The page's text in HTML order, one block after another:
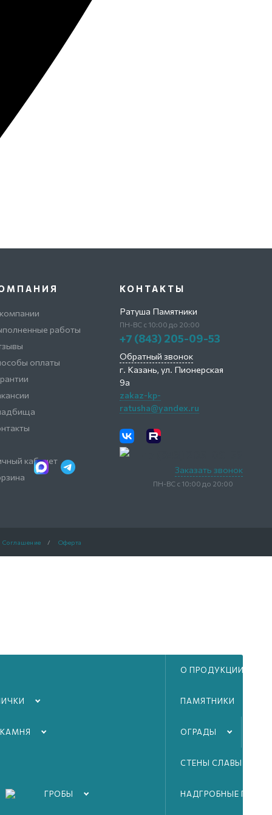
Заказать звонок
ПН-ВС с 10:00 до 20:00
ГРОБЫ
О ПРОДУКЦИИ
ПАМЯТНИКИ
ОГРАДЫ
СТЕНЫ СЛАВЫ ВОВ
НАДГРОБНЫЕ ПЛИТЫ
работы
оплаты
кабинет
КОНТАКТЫ
Ратуша Памятники
ПН-ВС с 10:00 до 20:00
+7 (843) 205-09-53
Обратный звонок
г. Казань,ул. Пионерская
9а
zakaz-kp-
ratusha@yandex.ru
Соглашение / Оферта